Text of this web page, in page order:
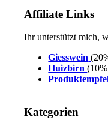
Affiliate Links
Ihr unterstützt mich,
Giesswein
Huizbirn
Kategorien